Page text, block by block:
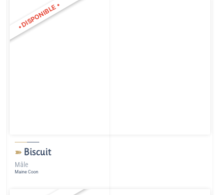
•DISPONIBLE•
➽ Biscuit
Mâle
Maine Coon